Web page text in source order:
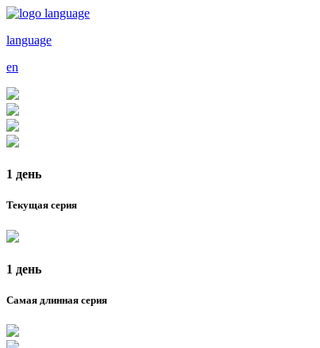
language
en
1 день
Текущая серия
1 день
Самая длинная серия